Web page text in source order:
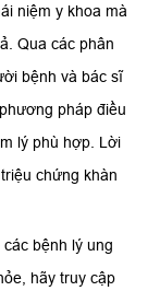
niệm y khoa mà
Qua các phân
bệnh và bác sĩ
pháp điều
lý phù hợp. Lời
chứng khàn
bệnh lý ung
hãy truy cập